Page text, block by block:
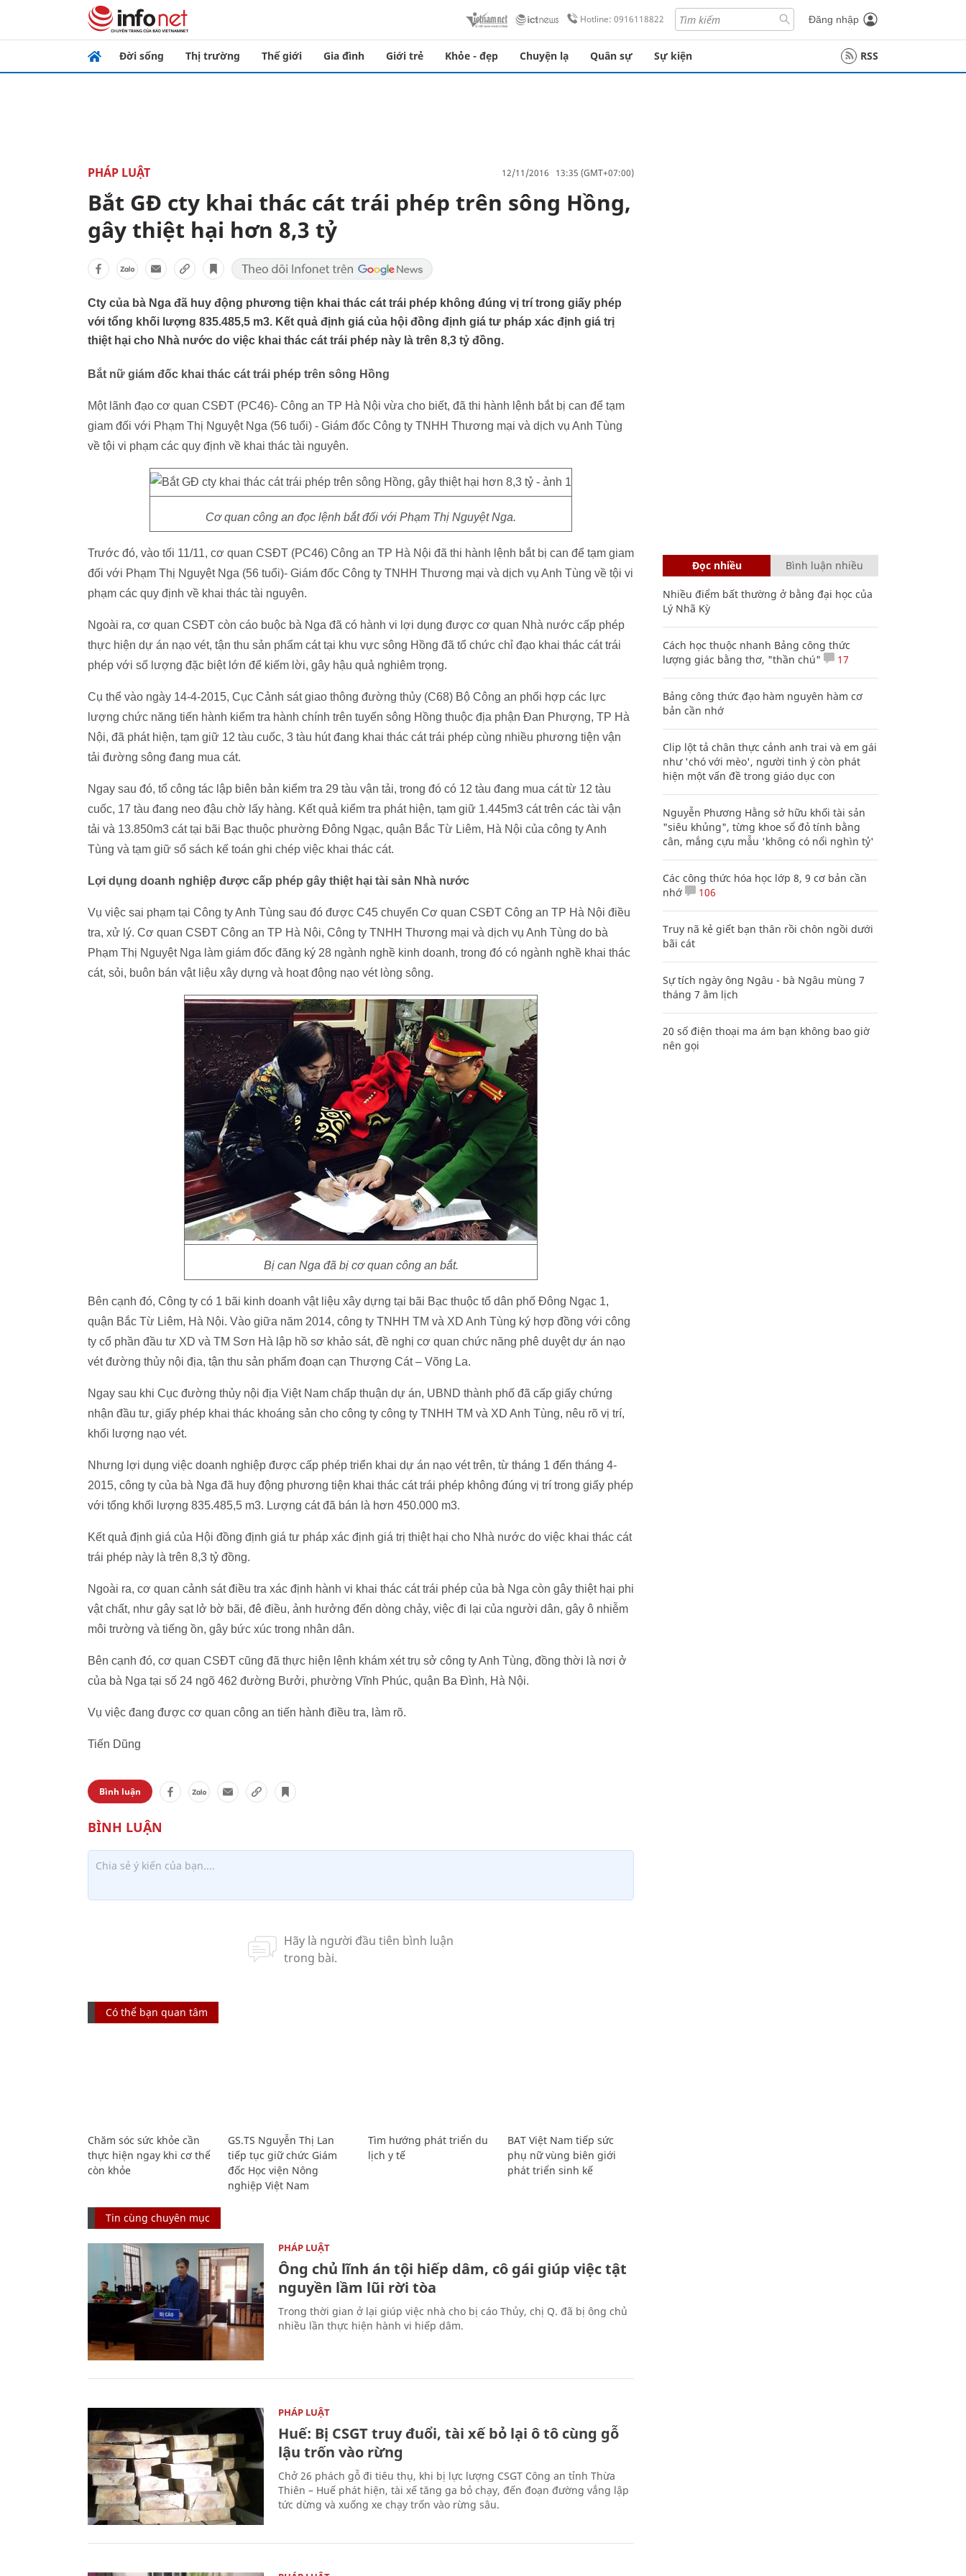
Hotline: 0916118822 Đăng nhập
Đời sống Thị trường Thế giới Gia đình Giới trẻ Khỏe - đẹp Chuyện lạ Quân sự Sự kiện RSS
PHÁP LUẬT 12/11/2016 13:35 (GMT+07:00)
Bắt GĐ cty khai thác cát trái phép trên sông Hồng,
gây thiệt hại hơn 8,3 tỷ
Cty của bà Nga đã huy động phương tiện khai thác cát trái phép không đúng vị trí trong giấy phép
với tổng khối lượng 835.485,5 m3. Kết quả định giá của hội đồng định giá tư pháp xác định giá trị
thiệt hại cho Nhà nước do việc khai thác cát trái phép này là trên 8,3 tỷ đồng.
Bắt nữ giám đốc khai thác cát trái phép trên sông Hồng
Một lãnh đạo cơ quan CSĐT (PC46)- Công an TP Hà Nội vừa cho biết, đã thi hành lệnh bắt bị can để tạm
giam đối với Phạm Thị Nguyệt Nga (56 tuổi) - Giám đốc Công ty TNHH Thương mại và dịch vụ Anh Tùng
về tội vi phạm các quy định về khai thác tài nguyên.
Cơ quan công an đọc lệnh bắt đối với Phạm Thị Nguyệt Nga.
Trước đó, vào tối 11/11, cơ quan CSĐT (PC46) Công an TP Hà Nội đã thi hành lệnh bắt bị can để tạm giam
đối với Phạm Thị Nguyệt Nga (56 tuổi)- Giám đốc Công ty TNHH Thương mại và dịch vụ Anh Tùng về tội vi
phạm các quy định về khai thác tài nguyên.
Ngoài ra, cơ quan CSĐT còn cáo buộc bà Nga đã có hành vi lợi dụng được cơ quan Nhà nước cấp phép
thực hiện dự án nạo vét, tận thu sản phẩm cát tại khu vực sông Hồng đã tổ chức chỉ đạo khai thác cát trái
phép với số lượng đặc biệt lớn để kiếm lời, gây hậu quả nghiêm trọng.
Cụ thể vào ngày 14-4-2015, Cục Cảnh sát giao thông đường thủy (C68) Bộ Công an phối hợp các lực
lượng chức năng tiến hành kiểm tra hành chính trên tuyến sông Hồng thuộc địa phận Đan Phượng, TP Hà
Nội, đã phát hiện, tạm giữ 12 tàu cuốc, 3 tàu hút đang khai thác cát trái phép cùng nhiều phương tiện vận
tải đường sông đang mua cát.
Ngay sau đó, tổ công tác lập biên bản kiểm tra 29 tàu vận tải, trong đó có 12 tàu đang mua cát từ 12 tàu
cuốc, 17 tàu đang neo đậu chờ lấy hàng. Kết quả kiểm tra phát hiện, tạm giữ 1.445m3 cát trên các tài vận
tải và 13.850m3 cát tại bãi Bạc thuộc phường Đông Ngạc, quận Bắc Từ Liêm, Hà Nội của công ty Anh
Tùng và tạm giữ sổ sách kế toán ghi chép việc khai thác cát.
Lợi dụng doanh nghiệp được cấp phép gây thiệt hại tài sản Nhà nước
Vụ việc sai phạm tại Công ty Anh Tùng sau đó được C45 chuyển Cơ quan CSĐT Công an TP Hà Nội điều
tra, xử lý. Cơ quan CSĐT Công an TP Hà Nội, Công ty TNHH Thương mại và dịch vụ Anh Tùng do bà
Phạm Thị Nguyệt Nga làm giám đốc đăng ký 28 ngành nghề kinh doanh, trong đó có ngành nghề khai thác
cát, sỏi, buôn bán vật liệu xây dựng và hoạt động nạo vét lòng sông.
Bị can Nga đã bị cơ quan công an bắt.
Bên cạnh đó, Công ty có 1 bãi kinh doanh vật liệu xây dựng tại bãi Bạc thuộc tổ dân phố Đông Ngạc 1,
quận Bắc Từ Liêm, Hà Nội. Vào giữa năm 2014, công ty TNHH TM và XD Anh Tùng ký hợp đồng với công
ty cổ phần đầu tư XD và TM Sơn Hà lập hồ sơ khảo sát, đề nghị cơ quan chức năng phê duyệt dự án nạo
vét đường thủy nội địa, tận thu sản phẩm đoạn cạn Thượng Cát – Võng La.
Ngay sau khi Cục đường thủy nội địa Việt Nam chấp thuận dự án, UBND thành phố đã cấp giấy chứng
nhận đầu tư, giấy phép khai thác khoáng sản cho công ty công ty TNHH TM và XD Anh Tùng, nêu rõ vị trí,
khối lượng nạo vét.
Nhưng lợi dụng việc doanh nghiệp được cấp phép triển khai dự án nạo vét trên, từ tháng 1 đến tháng 4-
2015, công ty của bà Nga đã huy động phương tiện khai thác cát trái phép không đúng vị trí trong giấy phép
với tổng khối lượng 835.485,5 m3. Lượng cát đã bán là hơn 450.000 m3.
Kết quả định giá của Hội đồng định giá tư pháp xác định giá trị thiệt hại cho Nhà nước do việc khai thác cát
trái phép này là trên 8,3 tỷ đồng.
Ngoài ra, cơ quan cảnh sát điều tra xác định hành vi khai thác cát trái phép của bà Nga còn gây thiệt hại phi
vật chất, như gây sạt lở bờ bãi, đê điều, ảnh hưởng đến dòng chảy, việc đi lại của người dân, gây ô nhiễm
môi trường và tiếng ồn, gây bức xúc trong nhân dân.
Bên cạnh đó, cơ quan CSĐT cũng đã thực hiện lệnh khám xét trụ sở công ty Anh Tùng, đồng thời là nơi ở
của bà Nga tại số 24 ngõ 462 đường Bưởi, phường Vĩnh Phúc, quận Ba Đình, Hà Nội.
Vụ việc đang được cơ quan công an tiến hành điều tra, làm rõ.
Tiến Dũng
Bình luận
Có thể bạn quan tâm
Chăm sóc sức khỏe cần
thực hiện ngay khi cơ thể
còn khỏe
GS.TS Nguyễn Thị Lan
tiếp tục giữ chức Giám
đốc Học viện Nông
nghiệp Việt Nam
Tìm hướng phát triển du
lịch y tế
BAT Việt Nam tiếp sức
phụ nữ vùng biên giới
phát triển sinh kế
Tin cùng chuyên mục
PHÁP LUẬT
Ông chủ lĩnh án tội hiếp dâm, cô gái giúp việc tật
nguyền lầm lũi rời tòa
Trong thời gian ở lại giúp việc nhà cho bị cáo Thủy, chị Q. đã bị ông chủ
nhiều lần thực hiện hành vi hiếp dâm.
PHÁP LUẬT
Huế: Bị CSGT truy đuổi, tài xế bỏ lại ô tô cùng gỗ
lậu trốn vào rừng
Chở 26 phách gỗ đi tiêu thụ, khi bị lực lượng CSGT Công an tỉnh Thừa
Thiên – Huế phát hiện, tài xế tăng ga bỏ chạy, đến đoạn đường vắng lập
tức dừng và xuống xe chạy trốn vào rừng sâu.
Đọc nhiều Bình luận nhiều
Nhiều điểm bất thường ở bằng đại học của
Lý Nhã Kỳ
Cách học thuộc nhanh Bảng công thức
lượng giác bằng thơ, "thần chú"
17
Bảng công thức đạo hàm nguyên hàm cơ
bản cần nhớ
Clip lột tả chân thực cảnh anh trai và em gái
như 'chó với mèo', người tinh ý còn phát
hiện một vấn đề trong giáo dục con
Nguyễn Phương Hằng sở hữu khối tài sản
"siêu khủng", từng khoe sổ đỏ tính bằng
cân, mắng cựu mẫu 'không có nổi nghìn tỷ'
Các công thức hóa học lớp 8, 9 cơ bản cần
nhớ
106
Truy nã kẻ giết bạn thân rồi chôn ngồi dưới
bãi cát
Sự tích ngày ông Ngâu - bà Ngâu mùng 7
tháng 7 âm lịch
20 số điện thoại ma ám bạn không bao giờ
nên gọi